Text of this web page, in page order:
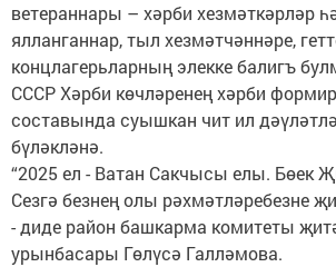
ветераннары – хәрби хезмәткәрләр
ялланганнар, тыл хезмәтчәннәре,
концлагерьларның элекке балигъ
СССР Хәрби көчләренең хәрби
составында суышкан чит ил
бүләкләнә.
“2025 ел - Ватан Сакчысы елы. Бөек
Сезгә безнең олы рәхмәтләребезне
- диде район башкарма комитеты
урынбасары Гөлүсә Галләмова.